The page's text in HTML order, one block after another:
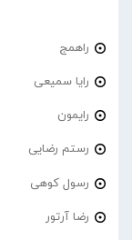
راهمج
رایا سمیعی
رایمون
رستم رضایی
رسول کوهی
رضا آرتور